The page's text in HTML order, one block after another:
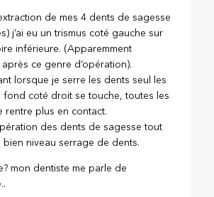
de mes 4 dents de sagesse
j’ai eu un trismus coté gauche sur
inférieure. (Apparemment
ce genre d’opération).
lorsque je serre les dents seul les
fond coté droit se touche, toutes les
rentre plus en contact.
des dents de sagesse tout
bien niveau serrage de dents.
mon dentiste me parle de